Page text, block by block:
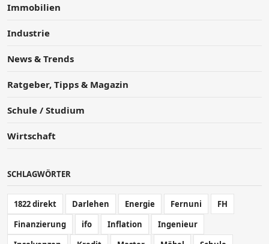
Immobilien
Industrie
News & Trends
Ratgeber, Tipps & Magazin
Schule / Studium
Wirtschaft
SCHLAGWÖRTER
1822 direkt Darlehen Energie Fernuni
FH
Finanzierung
ifo Inflation
Ingenieur